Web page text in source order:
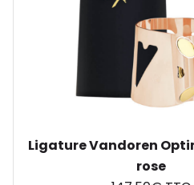
Ligature Vandoren
rose